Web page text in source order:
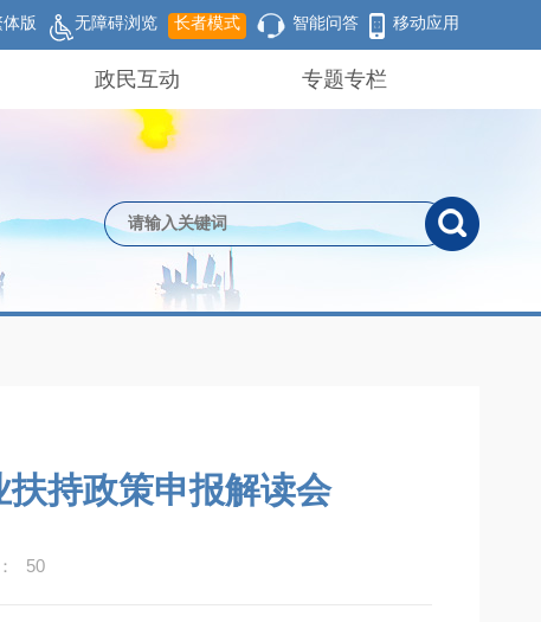
体版 无障碍浏览 长者模式 智能问答 移动应用
政民互动 专题专栏
持政策申报解读会
50